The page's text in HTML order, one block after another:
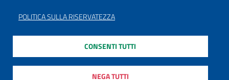
PRIVACY POLICY
NOTE LEGALI
MAPPA DEL SITO
MODULISTICA
POLITICA SULLA RISERVATEZZA
NEGA TUTTI
CONSENTI TUTTI